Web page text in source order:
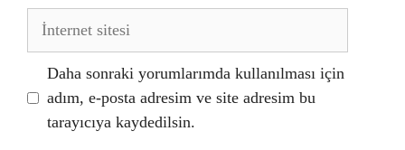
İnternet
Daha sonraki yorumlarımda kullanılması için
adım, e-posta adresim ve site adresim bu
tarayıcıya kaydedilsin.